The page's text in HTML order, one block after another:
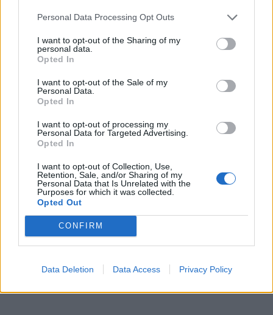
Personal Data Processing Opt Outs
I want to opt-out of the Sharing of my
personal data.
Opted In
I want to opt-out of the Sale of my
Personal Data.
Opted In
I want to opt-out of processing my
Personal Data for Targeted Advertising.
Opted In
I want to opt-out of Collection, Use,
Retention, Sale, and/or Sharing of my
Personal Data that Is Unrelated with the
Purposes for which it was collected.
Opted Out
CONFIRM
Data Deletion Data Access Privacy Policy
Accedioregistratiper commentare questo
articolo.
L'email è richiesta ma non verrà mostrata ai visitatori. Il contenuto di questo
commento esprime il pensiero dell'autore e non rappresenta la linea editoriale
di VareseNews.it, che rimane autonoma e indipendente. I messaggi inclusi nei
commenti non sono testi giornalistici, ma post inviati dai singoli lettori che
che includano uno o più link a siti esterni verranno rimossi in automatico dal